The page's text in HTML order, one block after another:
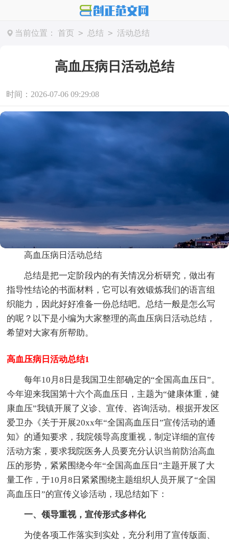
当前位置： 首页 > 总结 > 活动总结
高血压病日活动总结
时间：2026-07-06 09:29:08
高血压病日活动总结
总结是把一定阶段内的有关情况分析研究，做出有
指导性结论的书面材料，它可以有效锻炼我们的语言组
织能力，因此好好准备一份总结吧。总结一般是怎么写
的呢？以下是小编为大家整理的高血压病日活动总结，
希望对大家有所帮助。
高血压病日活动总结1
每年10月8日是我国卫生部确定的“全国高血压日”。
今年迎来我国第十六个高血压日，主题为“健康体重，健
康血压”我镇开展了义诊、宣传、咨询活动。根据开发区
爱卫办《关于开展20xx年“全国高血压日”宣传活动的通
知》的通知要求，我院领导高度重视，制定详细的宣传
活动方案，要求我院医务人员要充分认识当前防治高血
压的形势，紧紧围绕今年“全国高血压日”主题开展了大
量工作，于10月8日紧紧围绕主题组织人员开展了“全国
高血压日”的宣传义诊活动，现总结如下：
一、领导重视，宣传形式多样化
为使各项工作落实到实处，充分利用了宣传版面、